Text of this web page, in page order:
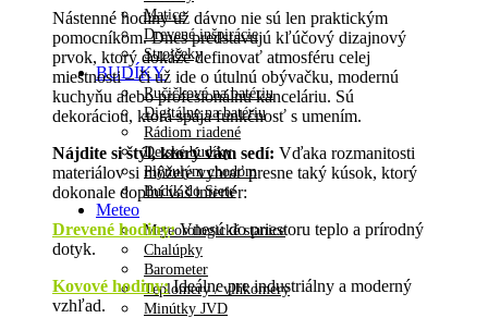
Matice
Drevené inšpirácie
Strojčeky
BUDÍKY
Ručičkové na batériu
Digitálne na batériu
Rádiom riadené
Detské budíky
Plynulým chodom
Budík do Siete
Meteo
Meteorologické stanice
Chalúpky
Barometer
Teplomery / vlhkomery
Minútky JVD
Nástenné hodiny už dávno nie sú len praktickým
pomocníkom. Dnes predstavujú kľúčový dizajnový
prvok, ktorý dokáže definovať atmosféru celej
miestnosti – či už ide o útulnú obývačku, modernú
kuchyňu alebo profesionálnu kanceláriu. Sú
dekoráciou, ktorá spája funkčnosť s umením.
Nájdite si štýl, ktorý vám sedí: Vďaka rozmanitosti
materiálov si môžete vybrať presne taký kúsok, ktorý
dokonale doplní váš interiér:
Drevené hodiny:Vnesú do priestoru teplo a prírodný
dotyk.
Kovové hodiny:Ideálne pre industriálny a moderný
vzhľad.